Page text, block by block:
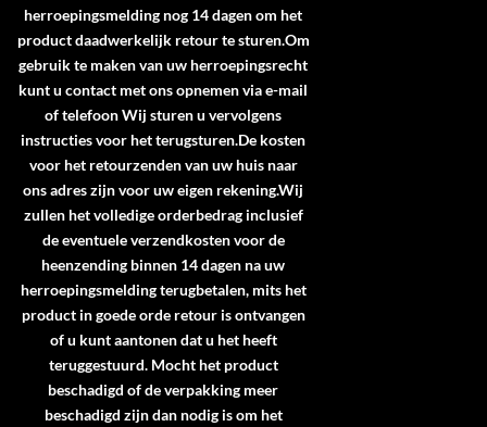
herroepingsmelding nog 14 dagen om het
product daadwerkelijk retour te sturen.Om
gebruik te maken van uw herroepingsrecht
kunt u contact met ons opnemen via e-mail
of telefoon Wij sturen u vervolgens
instructies voor het terugsturen.De kosten
voor het retourzenden van uw huis naar
ons adres zijn voor uw eigen rekening.Wij
zullen het volledige orderbedrag inclusief
de eventuele verzendkosten voor de
heenzending binnen 14 dagen na uw
herroepingsmelding terugbetalen, mits het
product in goede orde retour is ontvangen
of u kunt aantonen dat u het heeft
teruggestuurd. Mocht het product
beschadigd of de verpakking meer
beschadigd zijn dan nodig is om het